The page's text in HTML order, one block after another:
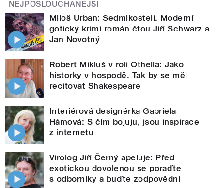
NEJPOSLOUCHANĚJŠÍ
Miloš Urban: Sedmikostelí. Moderní
gotický krimi román čtou Jiří Schwarz a
Jan Novotný
Robert Mikluš v roli Othella: Jako
historky v hospodě. Tak by se měl
recitovat Shakespeare
Interiérová designérka Gabriela
Hámová: S čím bojuju, jsou inspirace
z internetu
Virolog Jiří Černý apeluje: Před
exotickou dovolenou se poraďte
s odborníky a buďte zodpovědní